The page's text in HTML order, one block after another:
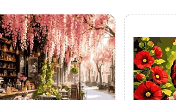
Заказать звонок
Язык сайта:
UAㅤ RU